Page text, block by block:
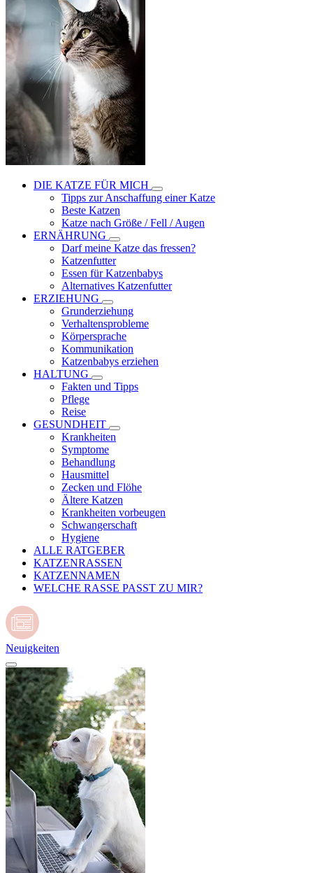
DIE KATZE FÜR MICH
Tipps zur Anschaffung einer Katze
Beste Katzen
Katze nach Größe / Fell / Augen
ERNÄHRUNG
Darf meine Katze das fressen?
Katzenfutter
Essen für Katzenbabys
Alternatives Katzenfutter
ERZIEHUNG
Grunderziehung
Verhaltensprobleme
Körpersprache
Kommunikation
Katzenbabys erziehen
HALTUNG
Fakten und Tipps
Pflege
Reise
GESUNDHEIT
Krankheiten
Symptome
Behandlung
Hausmittel
Zecken und Flöhe
Ältere Katzen
Krankheiten vorbeugen
Schwangerschaft
Hygiene
ALLE RATGEBER
KATZENRASSEN
KATZENNAMEN
WELCHE RASSE PASST ZU MIR?
Neuigkeiten